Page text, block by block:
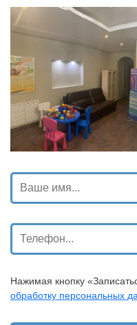
Нажимая кнопку
обработку персональных